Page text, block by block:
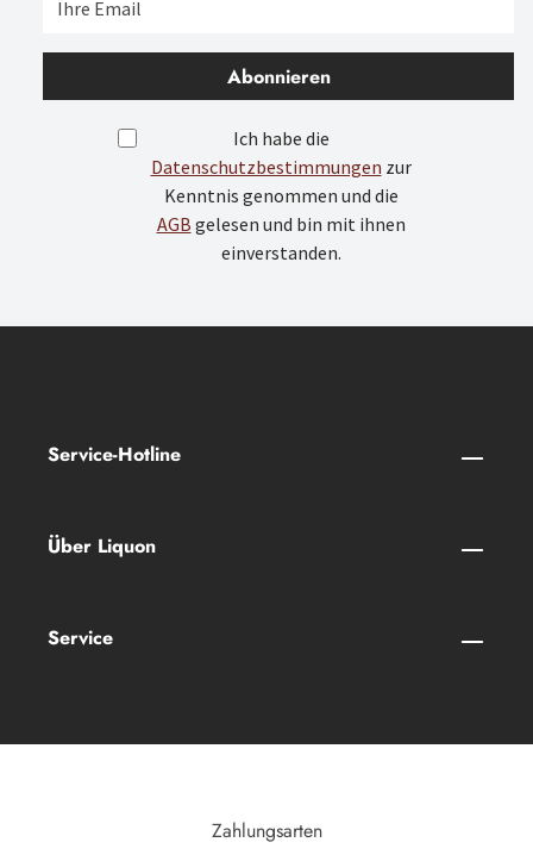
Abonnieren
Ich habe die
Datenschutzbestimmungen zur
Kenntnis genommen und die
AGB gelesen und bin mit ihnen
einverstanden.
Service-Hotline
Über Liquon
Service
Zahlungsarten